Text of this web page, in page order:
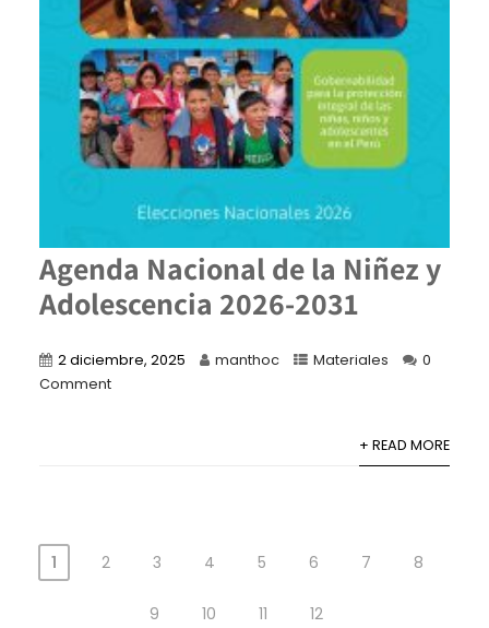
Agenda Nacional de la Niñez y
Adolescencia 2026-2031
2 diciembre, 2025 manthoc Materiales
0
Comment
+ READ MORE
1 2 3 4 5 6 7 8
9 10 11 12